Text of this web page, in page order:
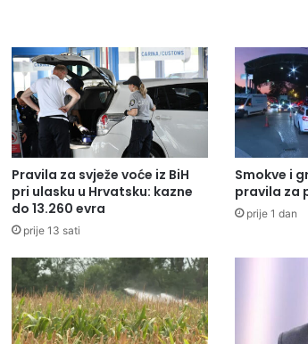
Pravila za svježe voće iz BiH
pri ulasku u Hrvatsku: kazne
do 13.260 evra
prije 13 sati
Smokve i
pravila za
prije 1 dan